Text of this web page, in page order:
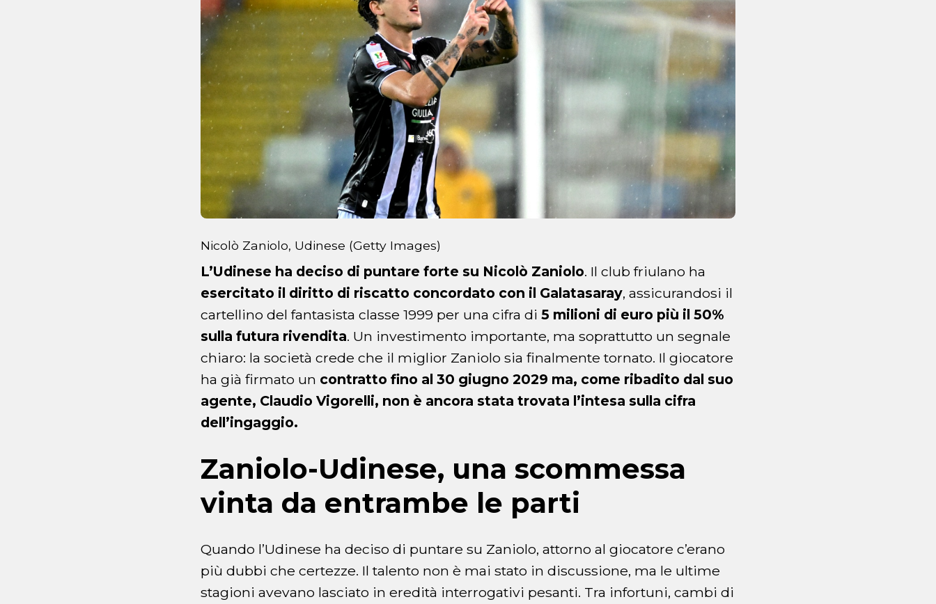
Nicolò Zaniolo, Udinese (Getty Images)
L’Udinese ha deciso di puntare forte su Nicolò Zaniolo. Il club friulano ha
esercitato il diritto di riscatto concordato con il Galatasaray, assicurandosi il
cartellino del fantasista classe 1999 per una cifra di 5 milioni di euro più il 50%
sulla futura rivendita. Un investimento importante, ma soprattutto un segnale
chiaro: la società crede che il miglior Zaniolo sia finalmente tornato. Il giocatore
ha già firmato un contratto fino al 30 giugno 2029 ma, come ribadito dal suo
agente, Claudio Vigorelli, non è ancora stata trovata l’intesa sulla cifra
dell’ingaggio.
Zaniolo-Udinese, una scommessa
vinta da entrambe le parti
Quando l’Udinese ha deciso di puntare su Zaniolo, attorno al giocatore c’erano
più dubbi che certezze. Il talento non è mai stato in discussione, ma le ultime
stagioni avevano lasciato in eredità interrogativi pesanti. Tra infortuni, cambi di